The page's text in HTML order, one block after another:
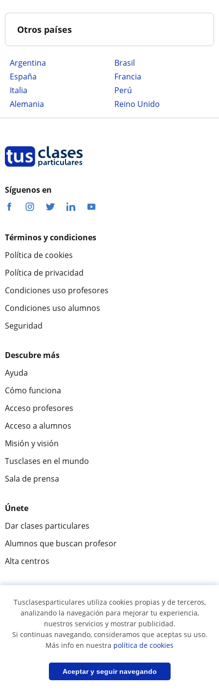
Guardar búsqueda
Otros países
Argentina
Brasil
España
Francia
Italia
Perú
Alemania
Reino Unido
Síguenos en
Términos y condiciones
Política de cookies
Política de privacidad
Condiciones uso profesores
Condiciones uso alumnos
Seguridad
Descubre más
Ayuda
Cómo funciona
Acceso profesores
Acceso a alumnos
Misión y visión
Tusclases en el mundo
Sala de prensa
Únete
Dar clases particulares
Alumnos que buscan profesor
Alta centros
Novedades y Blog
Preguntas y respuestas
Fantástica★★★★★ 9,5/10
Tusclasesparticulares utiliza cookies propias y de terceros,
analizando la navegación para mejorar tu experiencia,
nuestros servicios y mostrar publicidad.
Si continuas navegando, consideramos que aceptas su uso.
Más info en nuestra política de cookies
Aceptar y seguir navegando